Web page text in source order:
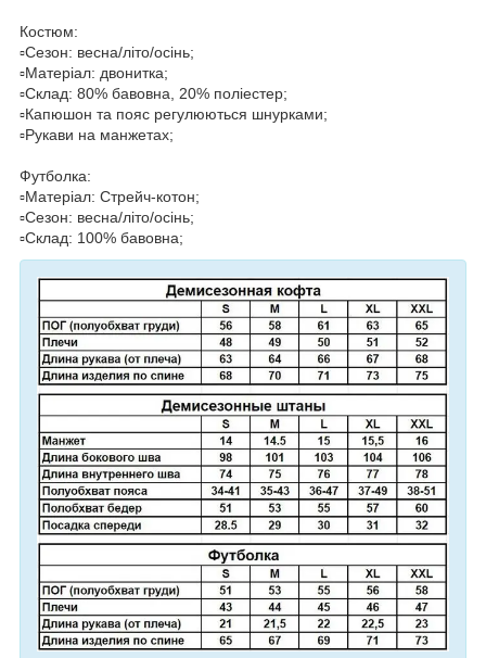
Костюм:
▫️Сезон: весна/літо/осінь;
▫️Матеріал: двонитка;
▫️Склад: 80% бавовна, 20% поліестер;
▫️Капюшон та пояс регулюються шнурками;
▫️Рукави на манжетах;
Футболка:
▫️Матеріал: Стрейч-котон;
▫️Сезон: весна/літо/осінь;
▫️Склад: 100% бавовна;